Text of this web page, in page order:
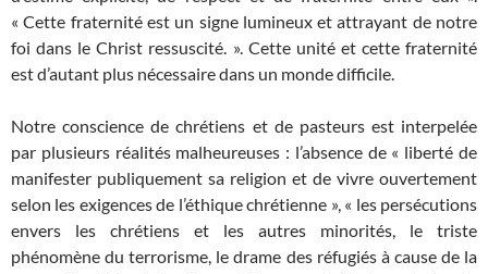
« Cette fraternité est un signe lumineux et attrayant de notre
foi dans le Christ ressuscité. ». Cette unité et cette fraternité
est d’autant plus nécessaire dans un monde difficile.
Notre conscience de chrétiens et de pasteurs est interpelée
par plusieurs réalités malheureuses : l’absence de « liberté de
manifester publiquement sa religion et de vivre ouvertement
selon les exigences de l’éthique chrétienne », « les persécutions
envers les chrétiens et les autres minorités, le triste
phénomène du terrorisme, le drame des réfugiés à cause de la